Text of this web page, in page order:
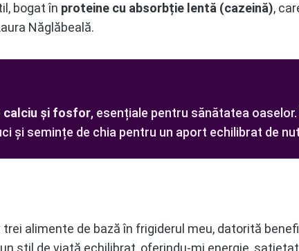
bogat în proteine cu absorbție lentă (cazeină),
Năglăbeală.
calciu și fosfor, esențiale pentru sănătatea
și semințe de chia pentru un aport echilibrat de
alimente de bază în frigiderul meu, datorită
stil de viață echilibrat, oferindu-mi energie,